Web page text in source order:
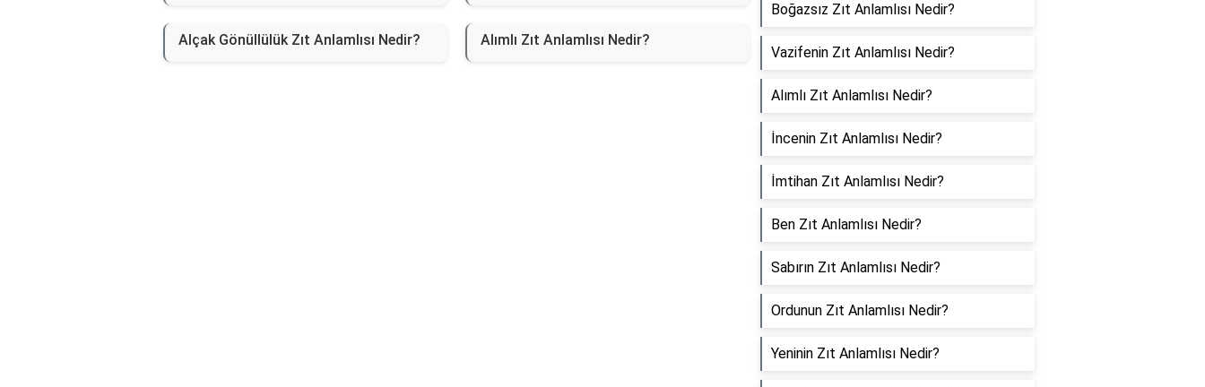
Alçak Gönüllülük Zıt Anlamlısı Nedir? Alımlı Zıt Anlamlısı Nedir?
Boğazsız Zıt Anlamlısı Nedir?
Vazifenin Zıt Anlamlısı Nedir?
Alımlı Zıt Anlamlısı Nedir?
İncenin Zıt Anlamlısı Nedir?
İmtihan Zıt Anlamlısı Nedir?
Ben Zıt Anlamlısı Nedir?
Sabırın Zıt Anlamlısı Nedir?
Ordunun Zıt Anlamlısı Nedir?
Yeninin Zıt Anlamlısı Nedir?